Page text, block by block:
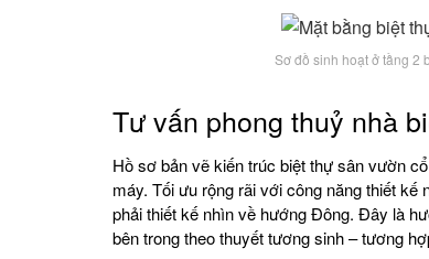
Sơ đồ sinh hoạt ở tầng 2
Tư vấn phong thuỷ nhà
Hồ sơ bản vẽ kiến trúc biệt thự sân vườn
máy. Tối ưu rộng rãi với công năng thiết
phải thiết kế nhìn về hướng Đông. Đây là
bên trong theo thuyết tương sinh – tương